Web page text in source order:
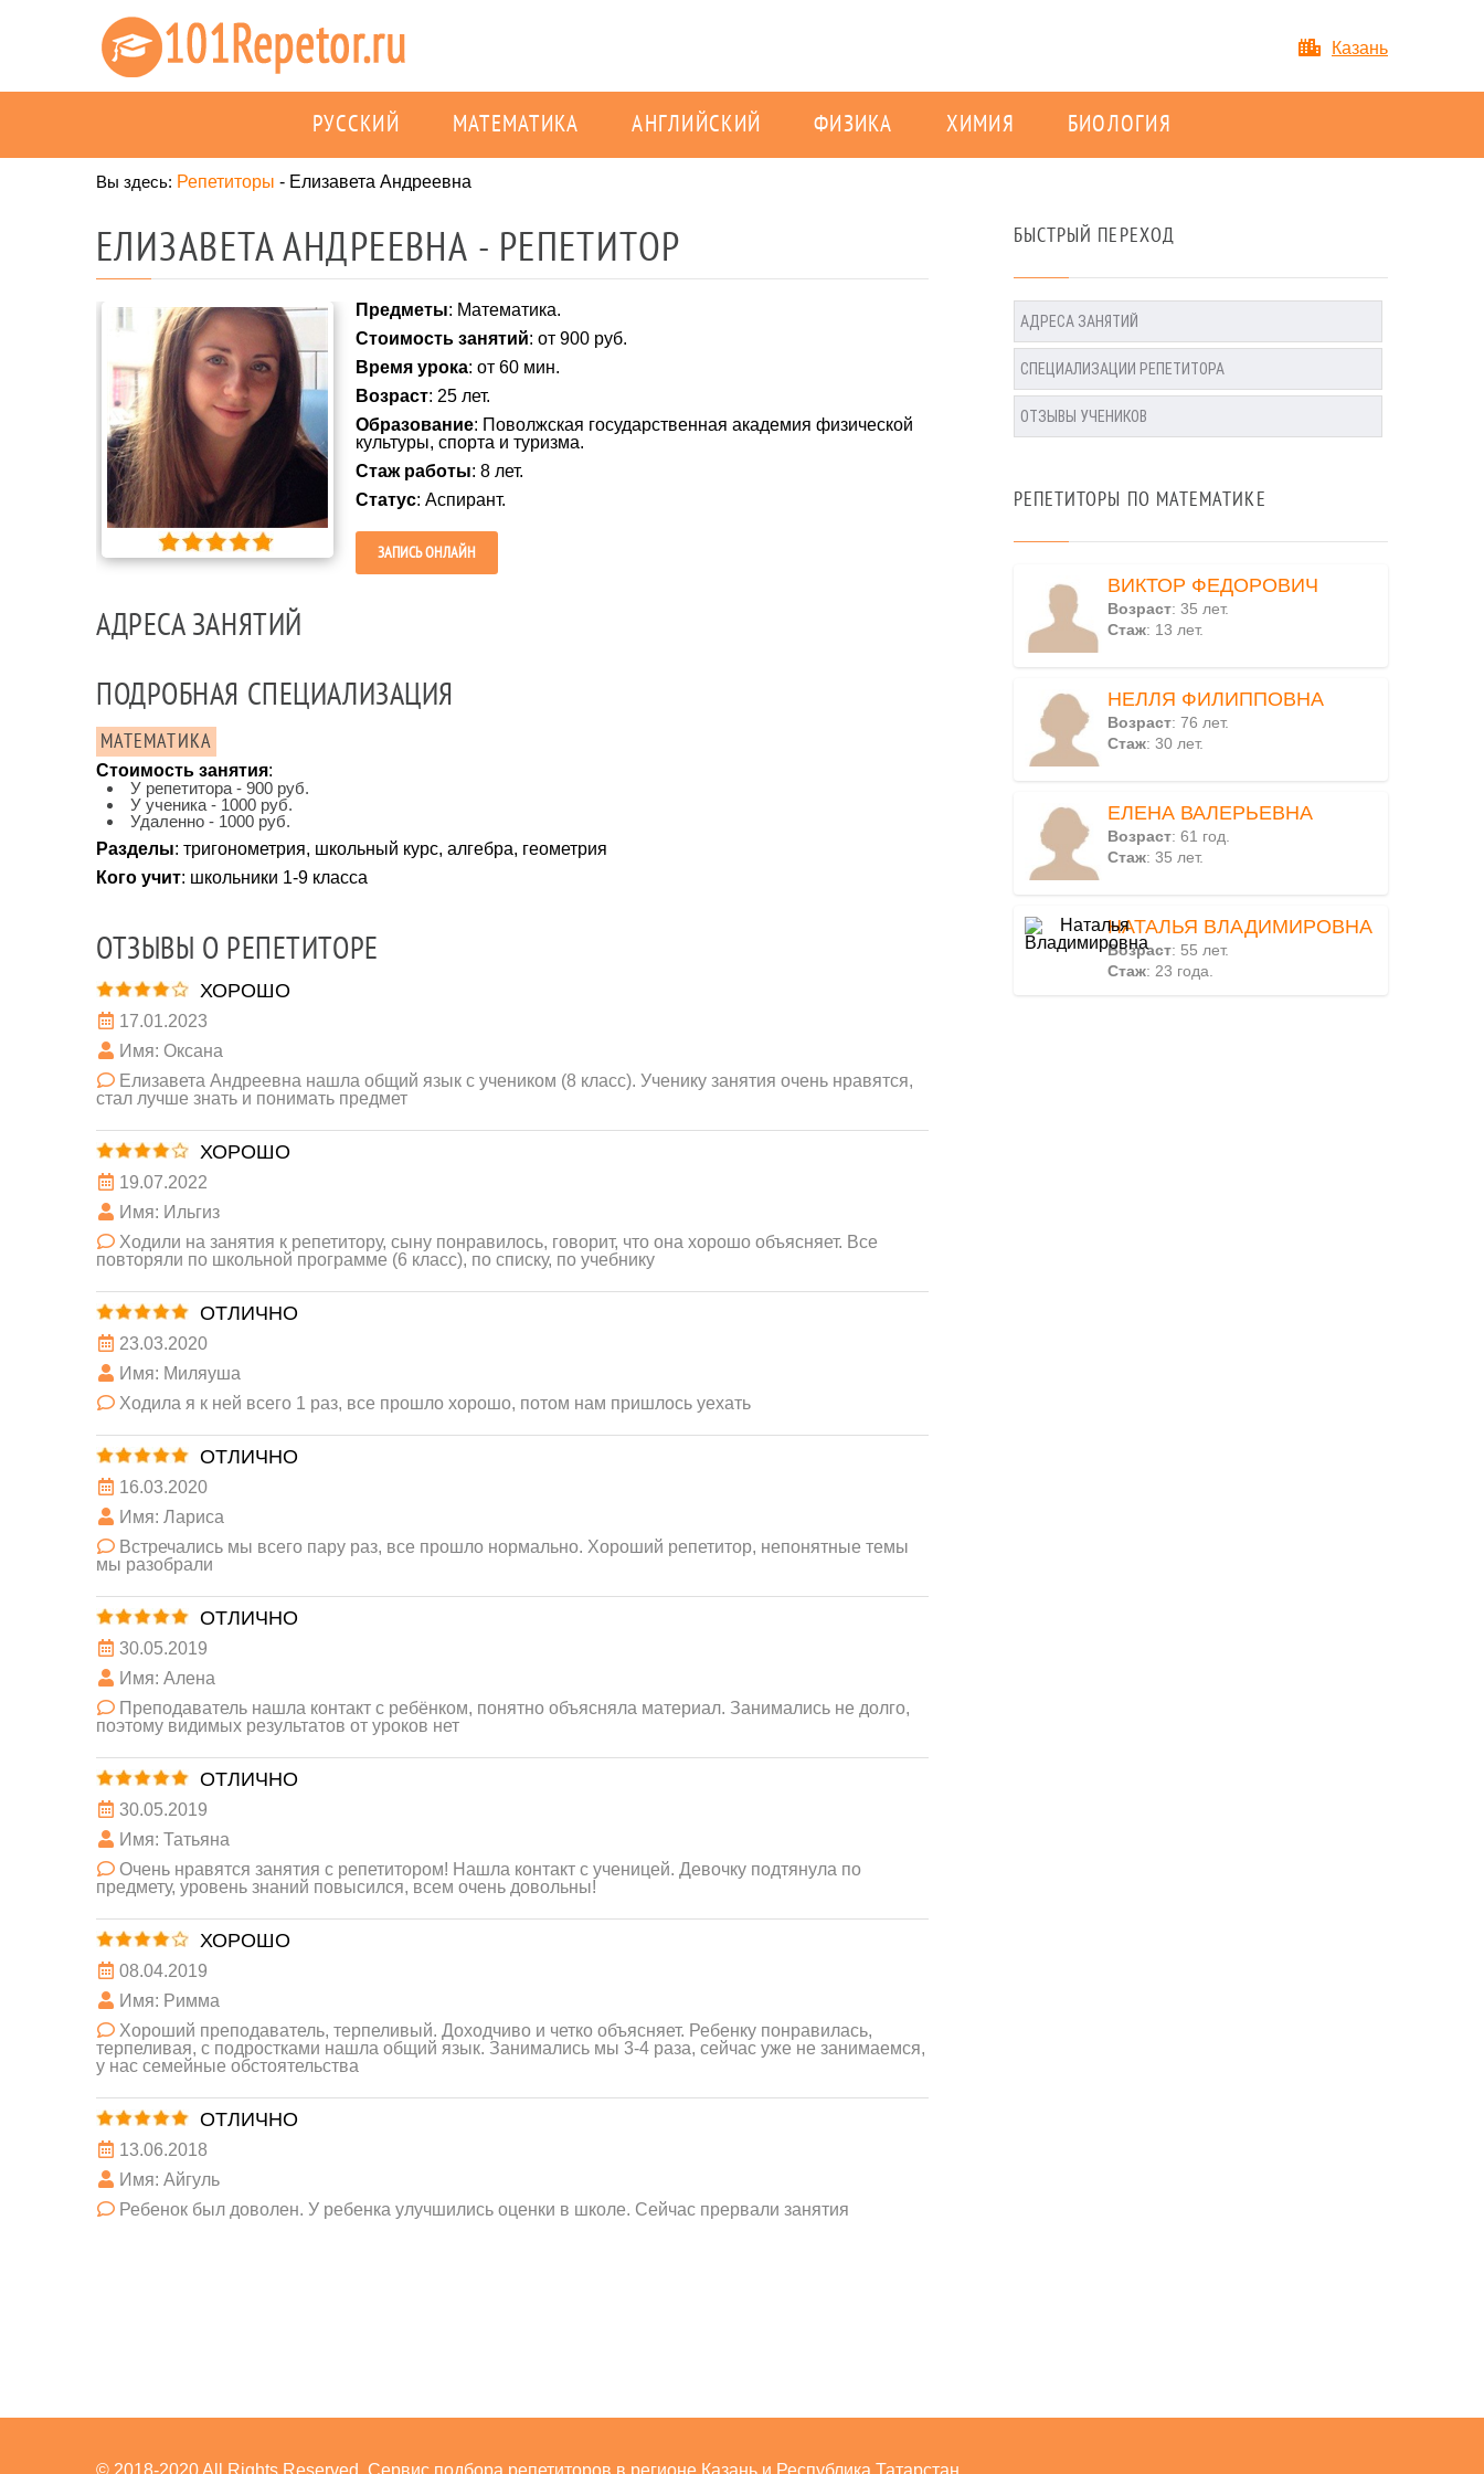
Казань
РУССКИЙ МАТЕМАТИКА АНГЛИЙСКИЙ ФИЗИКА ХИМИЯ БИОЛОГИЯ
Вы здесь: Репетиторы - Елизавета Андреевна
ЕЛИЗАВЕТА АНДРЕЕВНА - РЕПЕТИТОР
Предметы: Математика.
Стоимость занятий: от 900 руб.
Время урока: от 60 мин.
Возраст: 25 лет.
Образование: Поволжская государственная академия физической
культуры, спорта и туризма.
Стаж работы: 8 лет.
Статус: Аспирант.
ЗАПИСЬ ОНЛАЙН
АДРЕСА ЗАНЯТИЙ
ПОДРОБНАЯ СПЕЦИАЛИЗАЦИЯ
МАТЕМАТИКА
Стоимость занятия:
У репетитора - 900 руб.
У ученика - 1000 руб.
Удаленно - 1000 руб.
Разделы: тригонометрия, школьный курс, алгебра, геометрия
Кого учит: школьники 1-9 класса
ОТЗЫВЫ О РЕПЕТИТОРЕ
ХОРОШО
17.01.2023
Имя: Оксана
Елизавета Андреевна нашла общий язык с учеником (8 класс). Ученику занятия очень нравятся,
стал лучше знать и понимать предмет
ХОРОШО
19.07.2022
Имя: Ильгиз
Ходили на занятия к репетитору, сыну понравилось, говорит, что она хорошо объясняет. Все
повторяли по школьной программе (6 класс), по списку, по учебнику
ОТЛИЧНО
23.03.2020
Имя: Миляуша
Ходила я к ней всего 1 раз, все прошло хорошо, потом нам пришлось уехать
ОТЛИЧНО
16.03.2020
Имя: Лариса
Встречались мы всего пару раз, все прошло нормально. Хороший репетитор, непонятные темы
мы разобрали
ОТЛИЧНО
30.05.2019
Имя: Алена
Преподаватель нашла контакт с ребёнком, понятно объясняла материал. Занимались не долго,
поэтому видимых результатов от уроков нет
ОТЛИЧНО
30.05.2019
Имя: Татьяна
Очень нравятся занятия с репетитором! Нашла контакт с ученицей. Девочку подтянула по
предмету, уровень знаний повысился, всем очень довольны!
ХОРОШО
08.04.2019
Имя: Римма
Хороший преподаватель, терпеливый. Доходчиво и четко объясняет. Ребенку понравилась,
терпеливая, с подростками нашла общий язык. Занимались мы 3-4 раза, сейчас уже не занимаемся,
у нас семейные обстоятельства
ОТЛИЧНО
13.06.2018
Имя: Айгуль
Ребенок был доволен. У ребенка улучшились оценки в школе. Сейчас прервали занятия
БЫСТРЫЙ ПЕРЕХОД
АДРЕСА ЗАНЯТИЙ
СПЕЦИАЛИЗАЦИИ РЕПЕТИТОРА
ОТЗЫВЫ УЧЕНИКОВ
РЕПЕТИТОРЫ ПО МАТЕМАТИКЕ
ВИКТОР ФЕДОРОВИЧ
Возраст: 35 лет.
Стаж: 13 лет.
НЕЛЛЯ ФИЛИППОВНА
Возраст: 76 лет.
Стаж: 30 лет.
ЕЛЕНА ВАЛЕРЬЕВНА
Возраст: 61 год.
Стаж: 35 лет.
НАТАЛЬЯ ВЛАДИМИРОВНА
Возраст: 55 лет.
Стаж: 23 года.
© 2018-2020 All Rights Reserved. Сервис подбора репетиторов в регионе Казань и Республика Татарстан.